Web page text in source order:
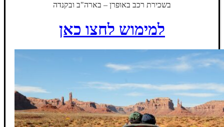
בשכירת רכב באופרן – בארה"ב ובקנדה
למימוש לחצו כאן